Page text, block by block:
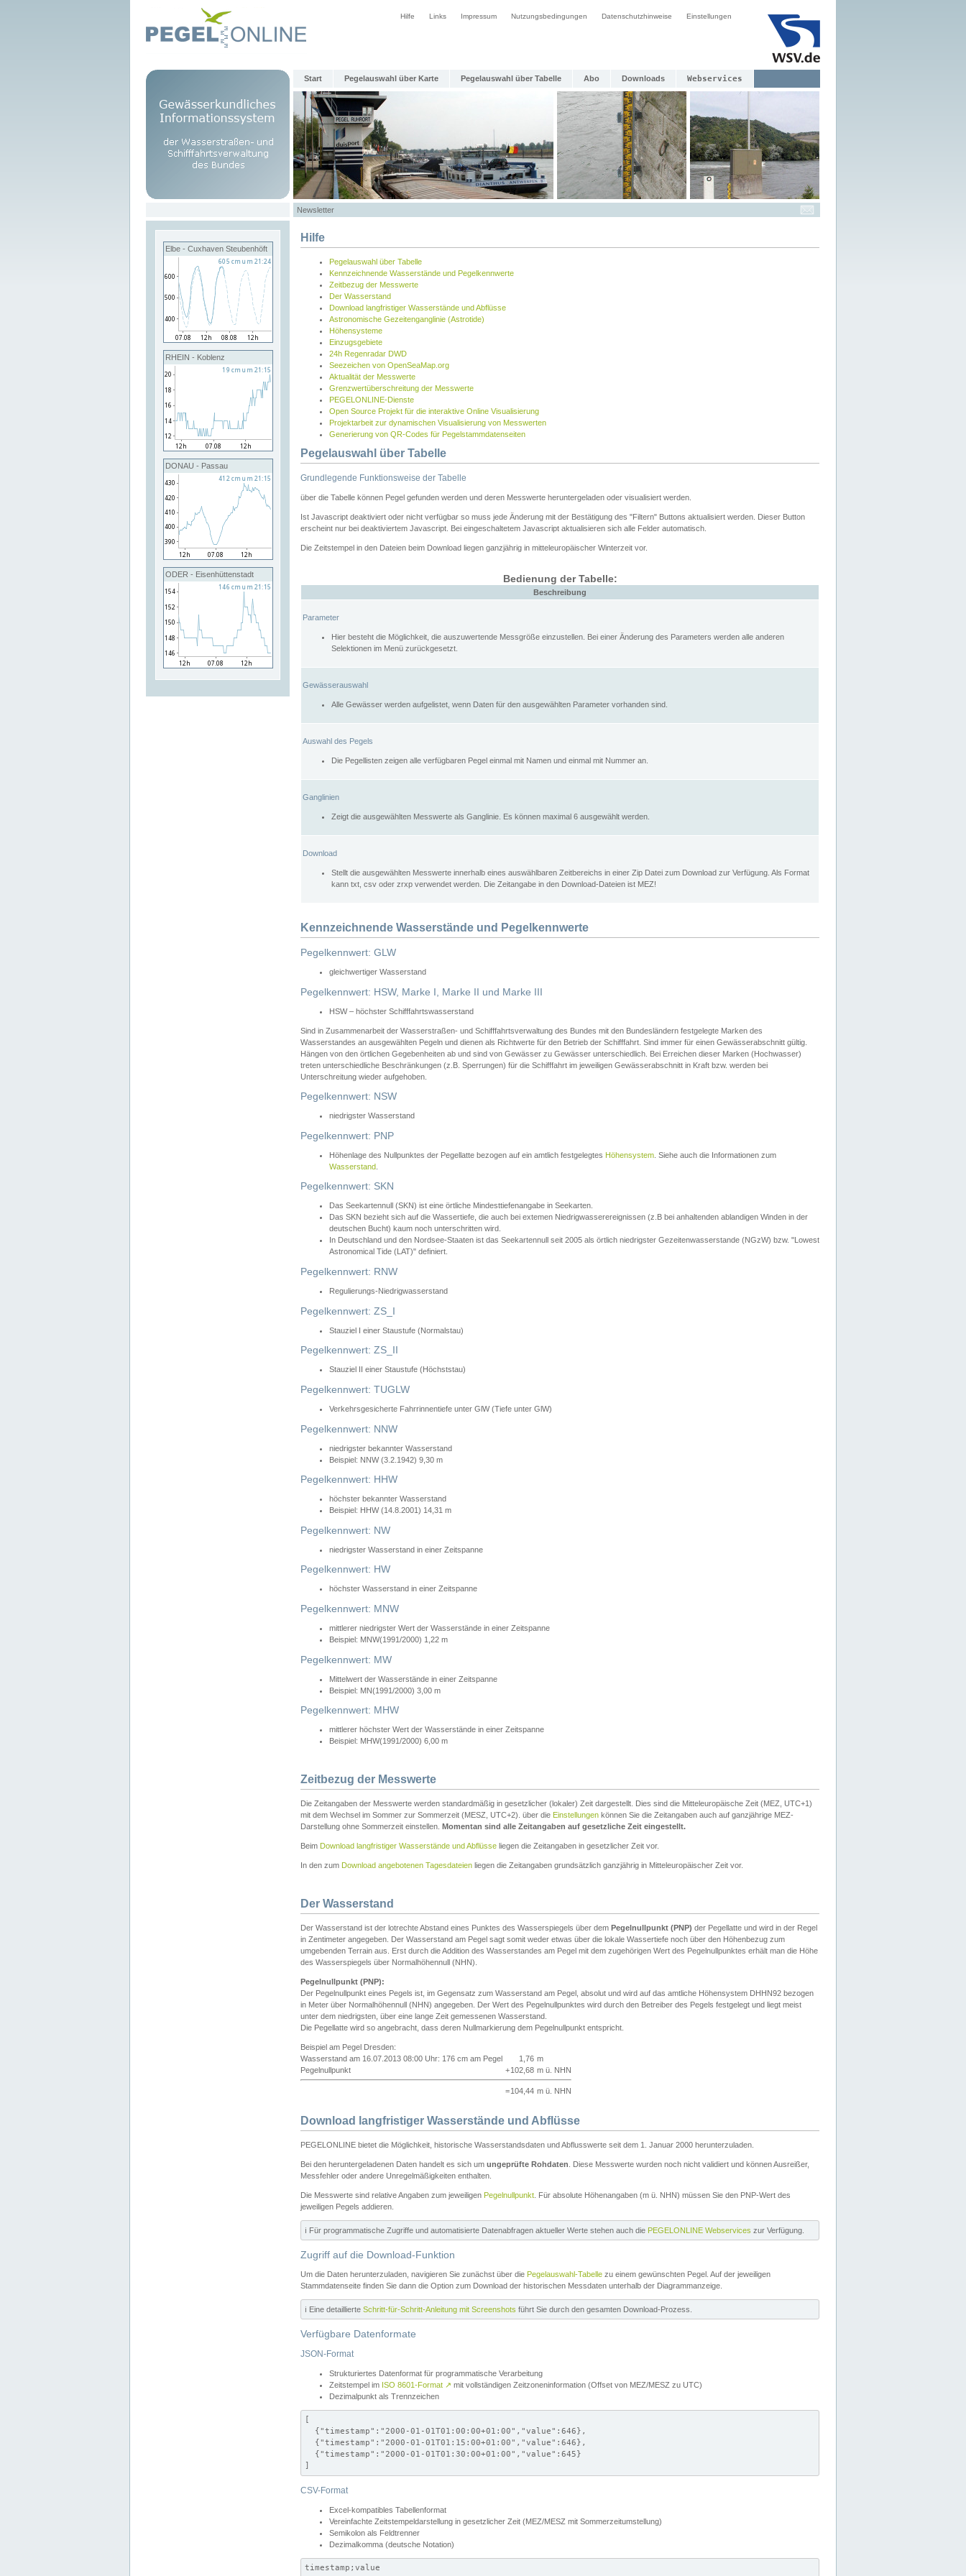
Hilfe Links Impressum Nutzungsbedingungen Datenschutzhinweise Einstellungen
Start Pegelauswahl über Karte Pegelauswahl über Tabelle Abo Downloads Webservices
Newsletter
Elbe - Cuxhaven Steubenhöft
RHEIN - Koblenz
DONAU - Passau
ODER - Eisenhüttenstadt
Hilfe
Pegelauswahl über Tabelle
Kennzeichnende Wasserstände und Pegelkennwerte
Zeitbezug der Messwerte
Der Wasserstand
Download langfristiger Wasserstände und Abflüsse
Astronomische Gezeitenganglinie (Astrotide)
Höhensysteme
Einzugsgebiete
24h Regenradar DWD
Seezeichen von OpenSeaMap.org
Aktualität der Messwerte
Grenzwertüberschreitung der Messwerte
PEGELONLINE-Dienste
Open Source Projekt für die interaktive Online Visualisierung
Projektarbeit zur dynamischen Visualisierung von Messwerten
Generierung von QR-Codes für Pegelstammdatenseiten
Pegelauswahl über Tabelle
Grundlegende Funktionsweise der Tabelle
über die Tabelle können Pegel gefunden werden und deren Messwerte heruntergeladen oder visualisiert werden.
Ist Javascript deaktiviert oder nicht verfügbar so muss jede Änderung mit der Bestätigung des "Filtern" Buttons aktualisiert werden. Dieser Button
erscheint nur bei deaktiviertem Javascript. Bei eingeschaltetem Javascript aktualisieren sich alle Felder automatisch.
Die Zeitstempel in den Dateien beim Download liegen ganzjährig in mitteleuropäischer Winterzeit vor.
Bedienung der Tabelle:
Beschreibung
Parameter
Hier besteht die Möglichkeit, die auszuwertende Messgröße einzustellen. Bei einer Änderung des Parameters werden alle anderen
Selektionen im Menü zurückgesetzt.
Gewässerauswahl
Alle Gewässer werden aufgelistet, wenn Daten für den ausgewählten Parameter vorhanden sind.
Auswahl des Pegels
Die Pegellisten zeigen alle verfügbaren Pegel einmal mit Namen und einmal mit Nummer an.
Ganglinien
Zeigt die ausgewählten Messwerte als Ganglinie. Es können maximal 6 ausgewählt werden.
Download
Stellt die ausgewählten Messwerte innerhalb eines auswählbaren Zeitbereichs in einer Zip Datei zum Download zur Verfügung. Als Format
kann txt, csv oder zrxp verwendet werden. Die Zeitangabe in den Download-Dateien ist MEZ!
Kennzeichnende Wasserstände und Pegelkennwerte
Pegelkennwert: GLW
gleichwertiger Wasserstand
Pegelkennwert: HSW, Marke I, Marke II und Marke III
HSW – höchster Schifffahrtswasserstand
Sind in Zusammenarbeit der Wasserstraßen- und Schifffahrtsverwaltung des Bundes mit den Bundesländern festgelegte Marken des
Wasserstandes an ausgewählten Pegeln und dienen als Richtwerte für den Betrieb der Schifffahrt. Sind immer für einen Gewässerabschnitt gültig.
Hängen von den örtlichen Gegebenheiten ab und sind von Gewässer zu Gewässer unterschiedlich. Bei Erreichen dieser Marken (Hochwasser)
treten unterschiedliche Beschränkungen (z.B. Sperrungen) für die Schifffahrt im jeweiligen Gewässerabschnitt in Kraft bzw. werden bei
Unterschreitung wieder aufgehoben.
Pegelkennwert: NSW
niedrigster Wasserstand
Pegelkennwert: PNP
Höhenlage des Nullpunktes der Pegellatte bezogen auf ein amtlich festgelegtes Höhensystem . Siehe auch die Informationen zum
Wasserstand
Pegelkennwert: SKN
Das Seekartennull (SKN) ist eine örtliche Mindesttiefenangabe in Seekarten.
Das SKN bezieht sich auf die Wassertiefe, die auch bei extemen Niedrigwasserereignissen (z.B bei anhaltenden ablandigen Winden in der
deutschen Bucht) kaum noch unterschritten wird.
In Deutschland und den Nordsee-Staaten ist das Seekartennull seit 2005 als örtlich niedrigster Gezeitenwasserstande (NGzW) bzw. "Lowest
Astronomical Tide (LAT)" definiert.
Pegelkennwert: RNW
Regulierungs-Niedrigwasserstand
Pegelkennwert: ZS_I
Stauziel I einer Staustufe (Normalstau)
Pegelkennwert: ZS_II
Stauziel II einer Staustufe (Höchststau)
Pegelkennwert: TUGLW
Verkehrsgesicherte Fahrrinnentiefe unter GlW (Tiefe unter GlW)
Pegelkennwert: NNW
niedrigster bekannter Wasserstand
Beispiel: NNW (3.2.1942) 9,30 m
Pegelkennwert: HHW
höchster bekannter Wasserstand
Beispiel: HHW (14.8.2001) 14,31 m
Pegelkennwert: NW
niedrigster Wasserstand in einer Zeitspanne
Pegelkennwert: HW
höchster Wasserstand in einer Zeitspanne
Pegelkennwert: MNW
mittlerer niedrigster Wert der Wasserstände in einer Zeitspanne
Beispiel: MNW(1991/2000) 1,22 m
Pegelkennwert: MW
Mittelwert der Wasserstände in einer Zeitspanne
Beispiel: MN(1991/2000) 3,00 m
Pegelkennwert: MHW
mittlerer höchster Wert der Wasserstände in einer Zeitspanne
Beispiel: MHW(1991/2000) 6,00 m
Zeitbezug der Messwerte
Die Zeitangaben der Messwerte werden standardmäßig in gesetzlicher (lokaler) Zeit dargestellt. Dies sind die Mitteleuropäische Zeit (MEZ, UTC+1)
mit dem Wechsel im Sommer zur Sommerzeit (MESZ, UTC+2). über die Einstellungen können Sie die Zeitangaben auch auf ganzjährige MEZ-
Darstellung ohne Sommerzeit einstellen. Momentan sind alle Zeitangaben auf gesetzliche Zeit eingestellt.
Beim Download langfristiger Wasserstände und Abflüsse liegen die Zeitangaben in gesetzlicher Zeit vor.
In den zum Download angebotenen Tagesdateien liegen die Zeitangaben grundsätzlich ganzjährig in Mitteleuropäischer Zeit vor.
Der Wasserstand
Der Wasserstand ist der lotrechte Abstand eines Punktes des Wasserspiegels über dem Pegelnullpunkt (PNP) der Pegellatte und wird in der Regel
in Zentimeter angegeben. Der Wasserstand am Pegel sagt somit weder etwas über die lokale Wassertiefe noch über den Höhenbezug zum
umgebenden Terrain aus. Erst durch die Addition des Wasserstandes am Pegel mit dem zugehörigen Wert des Pegelnullpunktes erhält man die Höhe
des Wasserspiegels über Normalhöhennull (NHN).
Pegelnullpunkt (PNP):
Der Pegelnullpunkt eines Pegels ist, im Gegensatz zum Wasserstand am Pegel, absolut und wird auf das amtliche Höhensystem DHHN92 bezogen
in Meter über Normalhöhennull (NHN) angegeben. Der Wert des Pegelnullpunktes wird durch den Betreiber des Pegels festgelegt und liegt meist
unter dem niedrigsten, über eine lange Zeit gemessenen Wasserstand.
Die Pegellatte wird so angebracht, dass deren Nullmarkierung dem Pegelnullpunkt entspricht.
Beispiel am Pegel Dresden:
Wasserstand am 16.07.2013 08:00 Uhr: 176 cm am Pegel
1,76 m
Pegelnullpunkt
+102,68 m ü. NHN
=104,44 m ü. NHN
Download langfristiger Wasserstände und Abflüsse
PEGELONLINE bietet die Möglichkeit, historische Wasserstandsdaten und Abflusswerte seit dem 1. Januar 2000 herunterzuladen.
Bei den heruntergeladenen Daten handelt es sich um ungeprüfte Rohdaten . Diese Messwerte wurden noch nicht validiert und können Ausreißer,
Messfehler oder andere Unregelmäßigkeiten enthalten.
Die Messwerte sind relative Angaben zum jeweiligen Pegelnullpunkt . Für absolute Höhenangaben (m ü. NHN) müssen Sie den PNP-Wert des
jeweiligen Pegels addieren.
ℹ️ Für programmatische Zugriffe und automatisierte Datenabfragen aktueller Werte stehen auch die PEGELONLINE Webservices zur Verfügung.
Zugriff auf die Download-Funktion
Um die Daten herunterzuladen, navigieren Sie zunächst über die Pegelauswahl-Tabelle zu einem gewünschten Pegel. Auf der jeweiligen
Stammdatenseite finden Sie dann die Option zum Download der historischen Messdaten unterhalb der Diagrammanzeige.
ℹ️ Eine detaillierte Schritt-für-Schritt-Anleitung mit Screenshots führt Sie durch den gesamten Download-Prozess.
Verfügbare Datenformate
JSON-Format
Strukturiertes Datenformat für programmatische Verarbeitung
Zeitstempel im ISO 8601-Format ↗ mit vollständigen Zeitzoneninformation (Offset von MEZ/MESZ zu UTC)
Dezimalpunkt als Trennzeichen
[
  {"timestamp":"2000-01-01T01:00:00+01:00","value":646},
  {"timestamp":"2000-01-01T01:15:00+01:00","value":646},
  {"timestamp":"2000-01-01T01:30:00+01:00","value":645}
]
CSV-Format
Excel-kompatibles Tabellenformat
Vereinfachte Zeitstempeldarstellung in gesetzlicher Zeit (MEZ/MESZ mit Sommerzeitumstellung)
Semikolon als Feldtrenner
Dezimalkomma (deutsche Notation)
timestamp;value